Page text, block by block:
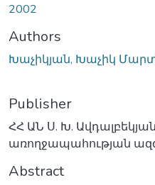
2002
Authors
Խաչիկյան, Խաչիկ
Publisher
ՀՀ ԱՆ Ս. Խ.
առողջապահության
Abstract